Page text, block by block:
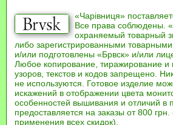
«Чарівниця»
Все права соблюдены.
охраняемый товарный
либо зарегистрированными
и/или подготовлены «Брвск» и/или
Любое копирование, тиражирование
узоров, текстов и кодов запрещено.
не используются. Готовое изделие
искажений в отображении цвета
особенностей вышивания и отличий в
предоставляется на заказы от 800
применения всех скидок).